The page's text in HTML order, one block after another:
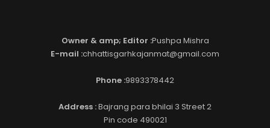
Owner & amp; Editor :Pushpa Mishra
E-mail :chhattisgarhkajanmat@gmail.com
Phone :9893378442
Address :Bajrang para bhilai 3 Street 2
Pin code 490021